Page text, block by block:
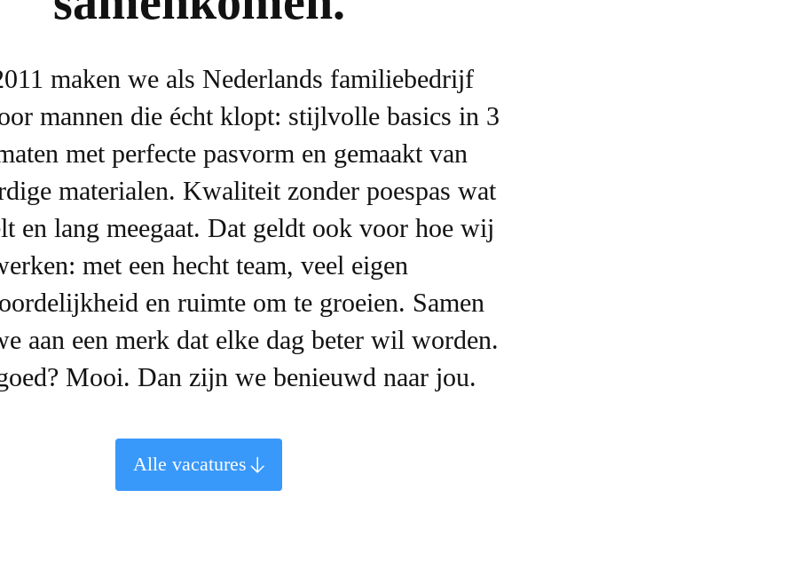
maken we als Nederlands familiebedrijf
mannen die écht klopt: stijlvolle basics in 3
met perfecte pasvorm en gemaakt van
materialen. Kwaliteit zonder poespas wat
en lang meegaat. Dat geldt ook voor hoe wij
met een hecht team, veel eigen
en ruimte om te groeien. Samen
aan een merk dat elke dag beter wil worden.
Mooi. Dan zijn we benieuwd naar jou.
Alle vacatures